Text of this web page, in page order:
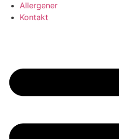
Allergener
Kontakt